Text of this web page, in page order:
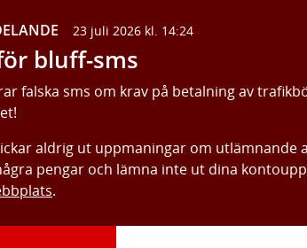
23 juli 2026 kl. 14:24
bluff-sms
falska sms om krav på betalning av
aldrig ut uppmaningar om utlämnande
pengar och lämna inte ut dina
.